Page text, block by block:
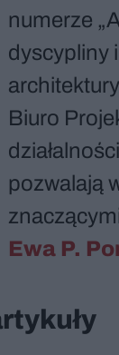
numerze
dyscypliny
Biuro
pozwalają
Ewa P.